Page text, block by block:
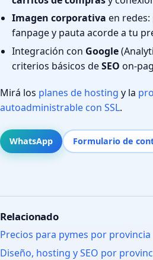
Imagen corporativa en
fanpage y pauta acorde a tu
Integración con Google
criterios básicos deSEO on-
Mirá los planes de hosting y la
autoadministrable con SSL.
WhatsApp Formulario de
Relacionado
Precios para pymes por provincia
Diseño, hosting y SEO por